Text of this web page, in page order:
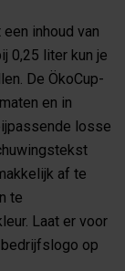
inhoud van
0,25 liter kun je
De ÖkoCup-
en in
losse
af te
te
Laat er voor
op